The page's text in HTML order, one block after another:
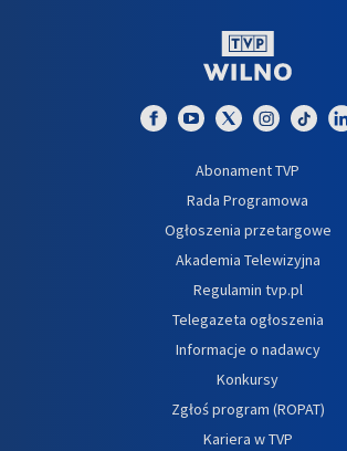
Abonament TVP
Rada Programowa
Ogłoszenia przetargowe
Akademia Telewizyjna
Regulamin tvp.pl
Telegazeta ogłoszenia
Informacje o nadawcy
Konkursy
Zgłoś program (ROPAT)
Kariera w TVP